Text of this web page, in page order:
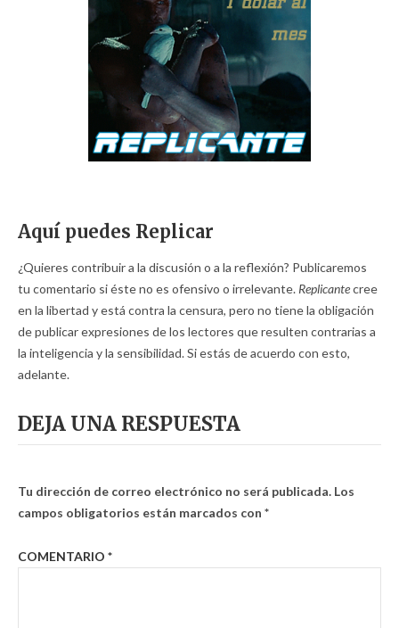
Aquí puedes Replicar
¿Quieres contribuir a la discusión o a la reflexión? Publicaremos
tu comentario si éste no es ofensivo o irrelevante. Replicantecree
en la libertad y está contra la censura, pero no tiene la obligación
de publicar expresiones de los lectores que resulten contrarias a
la inteligencia y la sensibilidad. Si estás de acuerdo con esto,
adelante.
DEJA UNA RESPUESTA
Tu dirección de correo electrónico no será publicada. Los
campos obligatorios están marcados con *
COMENTARIO *